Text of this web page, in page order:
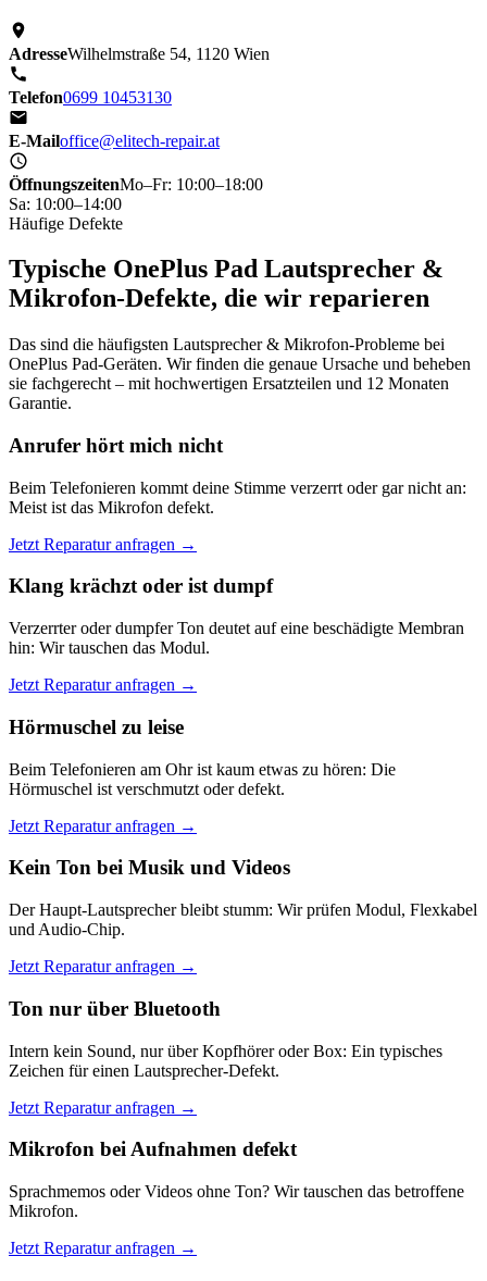
AdresseWilhelmstraße 54, 1120 Wien
Telefon0699 10453130
E-Mailoffice@elitech-repair.at
ÖffnungszeitenMo–Fr: 10:00–18:00
Sa: 10:00–14:00
Häufige Defekte
Typische OnePlus Pad Lautsprecher &
Mikrofon-Defekte, die wir reparieren
Das sind die häufigsten Lautsprecher & Mikrofon-Probleme bei
OnePlus Pad-Geräten. Wir finden die genaue Ursache und beheben
sie fachgerecht – mit hochwertigen Ersatzteilen und 12 Monaten
Garantie.
Anrufer hört mich nicht
Beim Telefonieren kommt deine Stimme verzerrt oder gar nicht an:
Meist ist das Mikrofon defekt.
Jetzt Reparatur anfragen →
Klang krächzt oder ist dumpf
Verzerrter oder dumpfer Ton deutet auf eine beschädigte Membran
hin: Wir tauschen das Modul.
Jetzt Reparatur anfragen →
Hörmuschel zu leise
Beim Telefonieren am Ohr ist kaum etwas zu hören: Die
Hörmuschel ist verschmutzt oder defekt.
Jetzt Reparatur anfragen →
Kein Ton bei Musik und Videos
Der Haupt-Lautsprecher bleibt stumm: Wir prüfen Modul, Flexkabel
und Audio-Chip.
Jetzt Reparatur anfragen →
Ton nur über Bluetooth
Intern kein Sound, nur über Kopfhörer oder Box: Ein typisches
Zeichen für einen Lautsprecher-Defekt.
Jetzt Reparatur anfragen →
Mikrofon bei Aufnahmen defekt
Sprachmemos oder Videos ohne Ton? Wir tauschen das betroffene
Mikrofon.
Jetzt Reparatur anfragen →